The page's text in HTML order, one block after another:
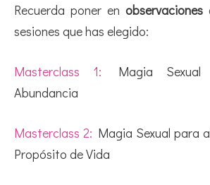
Recuerda poner en observaciones
sesiones que has elegido:
Masterclass 1: Magia
Abundancia
Masterclass 2: Magia Sexual para
Propósito de Vida